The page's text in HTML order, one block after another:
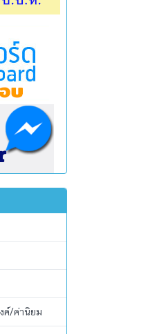
ค์/ค่านิยม